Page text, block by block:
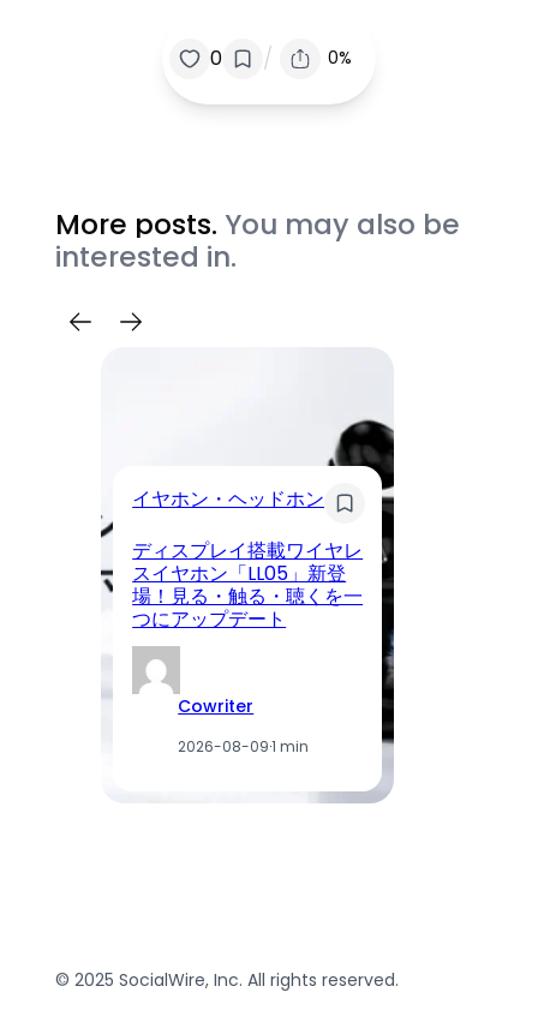
0 / 0%
More posts. You may also be
interested in.
イヤホン・ヘッドホン
ディスプレイ搭載ワイヤレ
スイヤホン「LL05」新登
場！見る・触る・聴くを一
つにアップデート
Cowriter
2026-08-09·1 min
© 2025 SocialWire, Inc. All rights reserved.